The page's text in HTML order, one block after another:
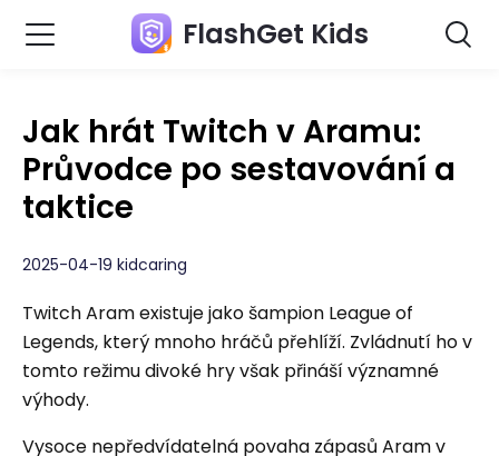
FlashGet Kids
Jak hrát Twitch v Aramu:
Průvodce po sestavování a
taktice
2025-04-19 kidcaring
Twitch Aram existuje jako šampion League of
Legends, který mnoho hráčů přehlíží. Zvládnutí ho v
tomto režimu divoké hry však přináší významné
výhody.
Vysoce nepředvídatelná povaha zápasů Aram v